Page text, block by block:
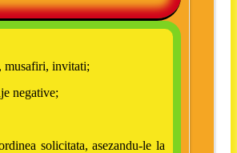
musafiri, invitati;
negative;
solicitata, asezandu-le la